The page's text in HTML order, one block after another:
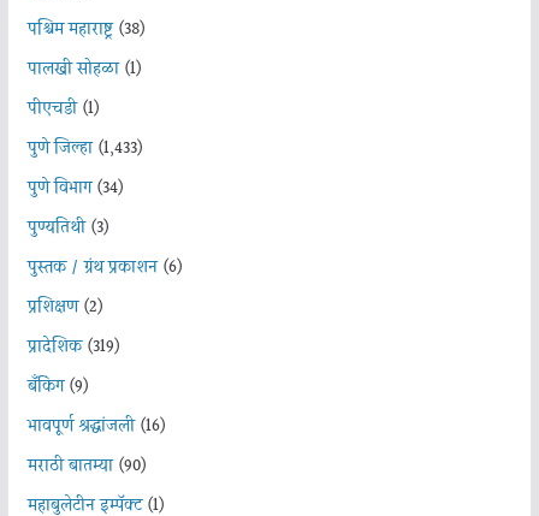
पश्चिम महाराष्ट्र(38)
पालखी सोहळा(1)
पीएचडी(1)
पुणे जिल्हा(1,433)
पुणे विभाग(34)
पुण्यतिथी(3)
पुस्तक / ग्रंथ प्रकाशन(6)
प्रशिक्षण(2)
प्रादेशिक(319)
बँकिंग(9)
भावपूर्ण श्रद्धांजली(16)
मराठी बातम्या(90)
महाबुलेटीन इम्पॅक्ट(1)